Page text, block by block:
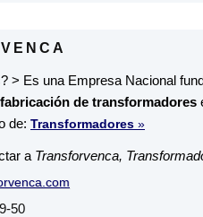
> Es una Empresa Nacional
fabricación de transformadores
de: Transformadores »
a Transforvenca,
50